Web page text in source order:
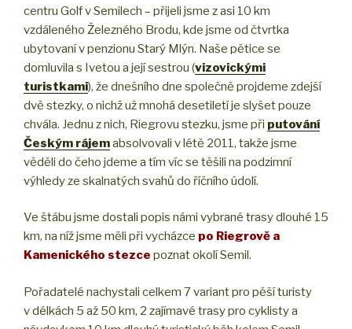
centru Golf v Semilech – přijeli jsme z asi 10 km
vzdáleného Železného Brodu, kde jsme od čtvrtka
ubytovaní v penzionu Starý Mlýn. Naše pětice se
domluvila s Ivetou a její sestrou (vizovickými
turistkami), že dnešního dne společně projdeme zdejší
dvě stezky, o nichž už mnohá desetiletí je slyšet pouze
chvála. Jednu z nich, Riegrovu stezku, jsme při putování
Českým rájemabsolvovali v létě 2011, takže jsme
věděli do čeho jdeme a tím víc se těšili na podzimní
výhledy ze skalnatých svahů do říčního údolí.
Ve štábu jsme dostali popis námi vybrané trasy dlouhé 15
km, na níž jsme měli při vycházce po Riegrově a
Kamenického stezce poznat okolí Semil.
Pořadatelé nachystali celkem 7 variant pro pěší turisty
v délkách 5 až 50 km, 2 zajímavé trasy pro cyklisty a